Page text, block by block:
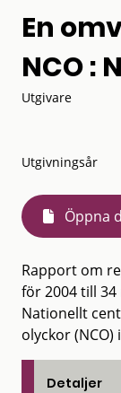
En
NCO :
Utgivare
Utgivningsår
Öppna
Rapport om
för 2004 till
Nationellt
olyckor (NCO)
Detaljer